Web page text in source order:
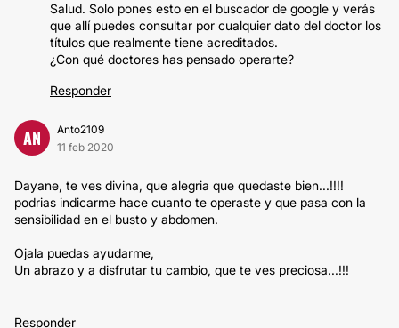
Salud. Solo pones esto en el buscador de google y verás
que allí puedes consultar por cualquier dato del doctor los
títulos que realmente tiene acreditados.
¿Con qué doctores has pensado operarte?
Responder
AN
Anto2109
11 feb 2020
Dayane, te ves divina, que alegria que quedaste bien...!!!!
podrias indicarme hace cuanto te operaste y que pasa con la
sensibilidad en el busto y abdomen.
Ojala puedas ayudarme,
Un abrazo y a disfrutar tu cambio, que te ves preciosa...!!!
Responder